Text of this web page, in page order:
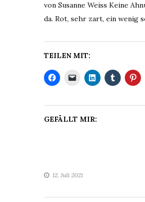
von Susanne Weiss Keine
da. Rot, sehr zart, ein wenig
TEILEN MIT:
GEFÄLLT MIR:
12. Juli 2021